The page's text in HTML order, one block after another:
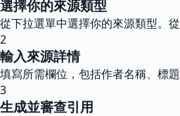
選擇你的來源類型
從下拉選單中選擇你的來源類型。
2
輸入來源詳情
填寫所需欄位，包括作者名稱、標
3
生成並審查引用